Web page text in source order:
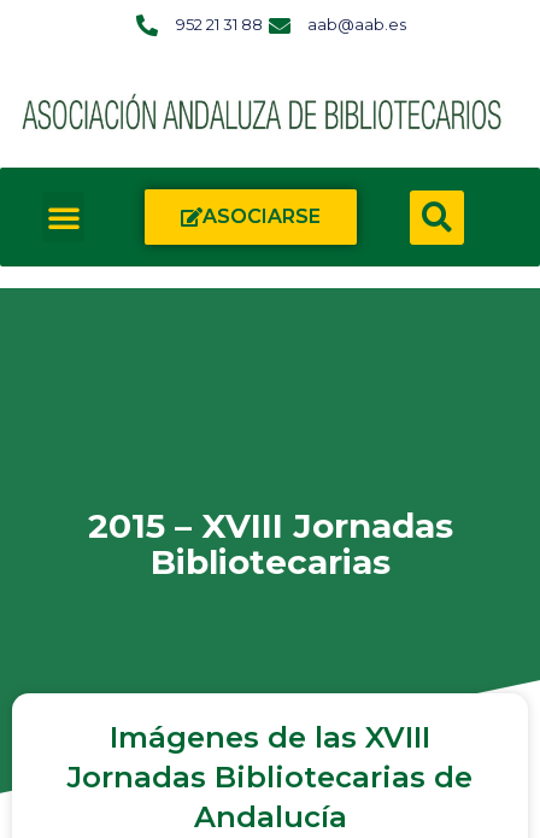
952 21 31 88 aab@aab.es
ASOCIARSE
2015 – XVIII Jornadas
Bibliotecarias
Imágenes de las XVIII
Jornadas Bibliotecarias de
Andalucía